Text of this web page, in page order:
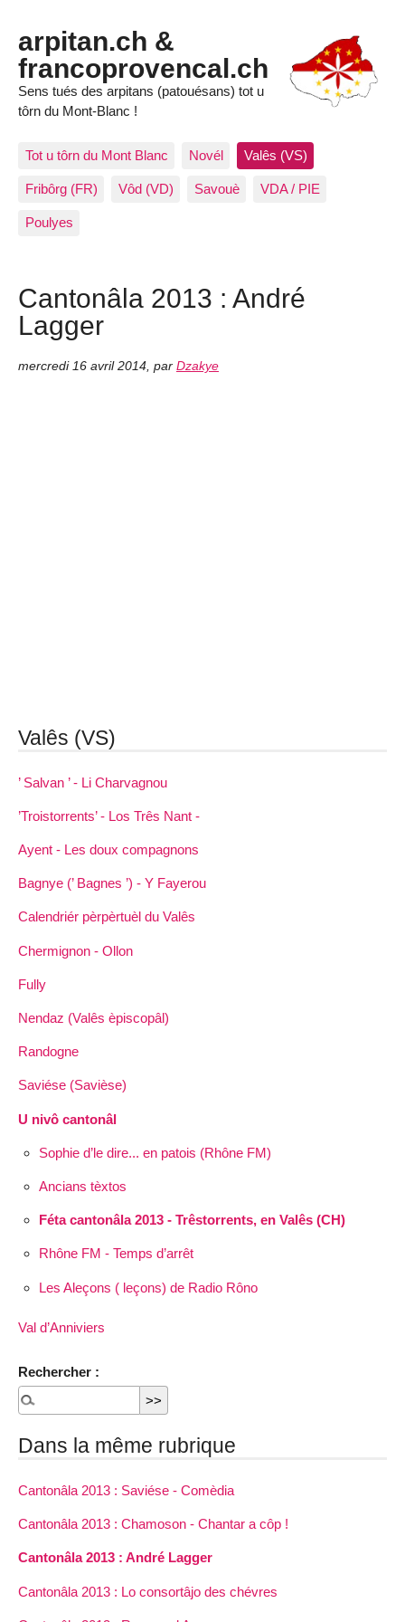
arpitan.ch &
francoprovencal.ch
Sens tués des arpitans (patouésans) tot u
tôrn du Mont-Blanc !
Tot u tôrn du Mont Blanc Novél Valês (VS)
Fribôrg (FR) Vôd (VD) Savouè VDA / PIE
Poulyes
Cantonâla 2013 : André
Lagger
mercredi 16 avril 2014 par Dzakye
Valês (VS)
’ Salvan ’ - Li Charvagnou
’Troistorrents’ - Los Três Nant -
Ayent - Les doux compagnons
Bagnye (’ Bagnes ’) - Y Fayerou
Calendriér pèrpèrtuèl du Valês
Chermignon - Ollon
Fully
Nendaz (Valês èpiscopâl)
Randogne
Saviése (Savièse)
U nivô cantonâl
Sophie d’le dire... en patois (Rhône FM)
Ancians tèxtos
Féta cantonâla 2013 - Trêstorrents, en Valês (CH)
Rhône FM - Temps d’arrêt
Les Aleçons ( leçons) de Radio Rôno
Val d’Anniviers
Rechercher :
Dans la même rubrique
Cantonâla 2013 : Saviése - Comèdia
Cantonâla 2013 : Chamoson - Chantar a côp !
Cantonâla 2013 : André Lagger
Cantonâla 2013 : Lo consortâjo des chévres